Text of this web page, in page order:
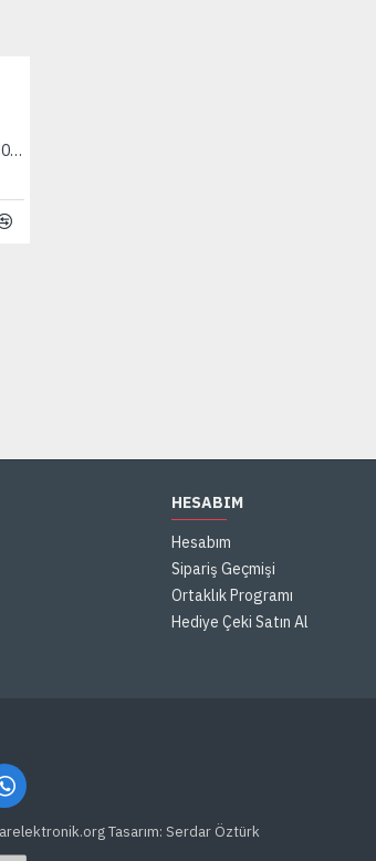
TENDA PW201A + P200 300Mbps AV200 WiFi Powerline Extender
HESABIM
Hesabım
Sipariş Geçmişi
Ortaklık Programı
Hediye Çeki Satın Al
Tasarım: Serdar Öztürk